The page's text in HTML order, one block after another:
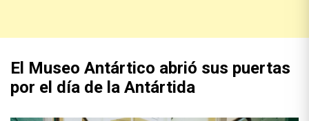
El Museo Antártico abrió sus puertas
por el día de la Antártida